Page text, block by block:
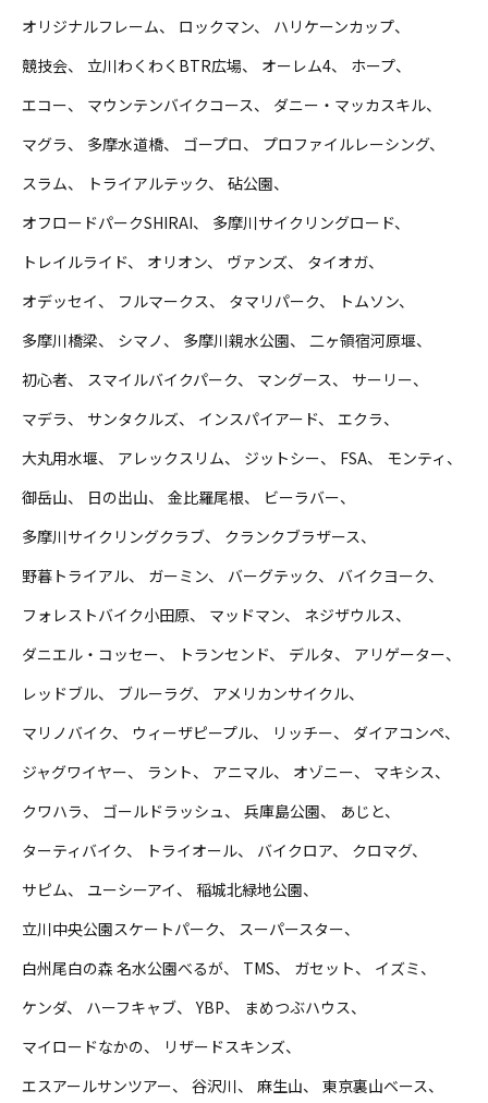
オリジナルフレーム
ロックマン
ハリケーンカップ
競技会
立川わくわくBTR広場 オーレム4
ホープ
エコー
マウンテンバイクコース
ダニー・マッカスキル
マグラ
多摩水道橋 ゴープロ
プロファイルレーシング
スラム
トライアルテック
砧公園
オフロードパークSHIRAI
多摩川サイクリングロード
トレイルライド
オリオン ヴァンズ
タイオガ
オデッセイ
フルマークス タマリパーク
トムソン
多摩川橋梁
シマノ 多摩川親水公園
二ヶ領宿河原堰
初心者
スマイルバイクパーク マングース
サーリー
マデラ
サンタクルズ インスパイアード
エクラ
大丸用水堰
アレックスリム ジットシー FSA
モンティ
御岳山
日の出山 金比羅尾根
ビーラバー
多摩川サイクリングクラブ
クランクブラザース
野暮トライアル
ガーミン バーグテック
バイクヨーク
フォレストバイク小田原
マッドマン
ネジザウルス
ダニエル・コッセー
トランセンド デルタ
アリゲーター
レッドブル
ブルーラグ
アメリカンサイクル
マリノバイク
ウィーザピープル リッチー
ダイアコンペ
ジャグワイヤー
ラント アニマル オゾニー
マキシス
クワハラ
ゴールドラッシュ 兵庫島公園
あじと
ターティバイク
トライオール バイクロア
クロマグ
サピム
ユーシーアイ
稲城北緑地公園
立川中央公園スケートパーク
スーパースター
白州尾白の森 名水公園べるが
TMS ガセット
イズミ
ケンダ
ハーフキャブ YBP
まめつぶハウス
マイロードなかの
リザードスキンズ
エスアールサンツアー
谷沢川 麻生山
東京裏山ベース